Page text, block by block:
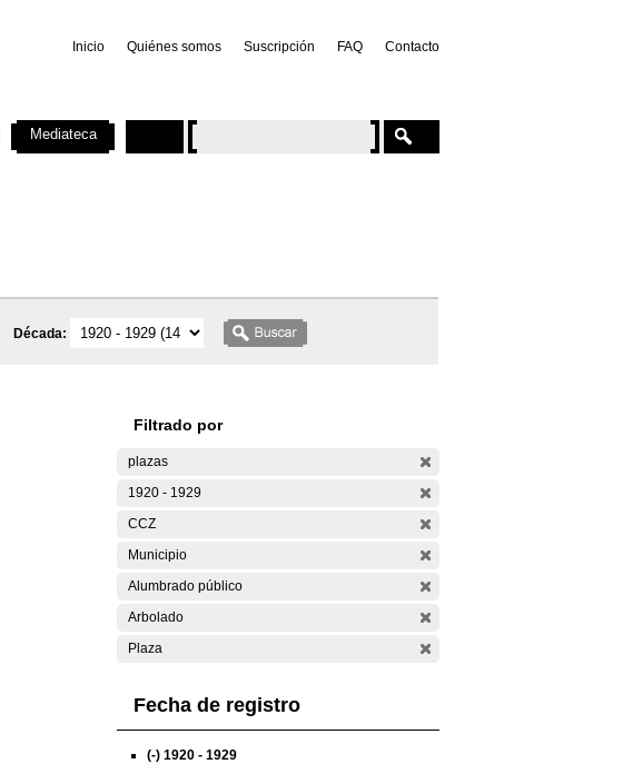
Inicio Quiénes somos Suscripción FAQ Contacto
Década:
Filtrado por
plazas
1920 - 1929
CCZ
Municipio
Alumbrado público
Arbolado
Plaza
Fecha de registro
(-) 1920 - 1929
Mediateca